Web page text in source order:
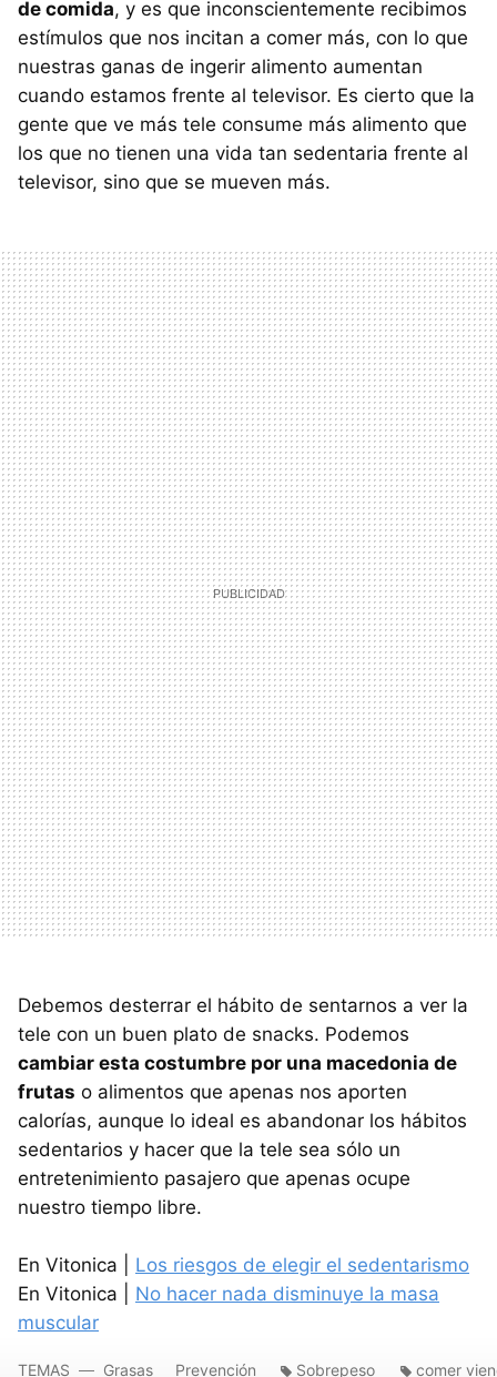
de comida, y es que inconscientemente recibimos
estímulos que nos incitan a comer más, con lo que
nuestras ganas de ingerir alimento aumentan
cuando estamos frente al televisor. Es cierto que la
gente que ve más tele consume más alimento que
los que no tienen una vida tan sedentaria frente al
televisor, sino que se mueven más.
Debemos desterrar el hábito de sentarnos a ver la
tele con un buen plato de snacks. Podemos
cambiar esta costumbre por una macedonia de
frutas o alimentos que apenas nos aporten
calorías, aunque lo ideal es abandonar los hábitos
sedentarios y hacer que la tele sea sólo un
entretenimiento pasajero que apenas ocupe
nuestro tiempo libre.
En Vitonica | Los riesgos de elegir el sedentarismo
En Vitonica | No hacer nada disminuye la masa
muscular
TEMAS Grasas Prevención Sobrepeso comer